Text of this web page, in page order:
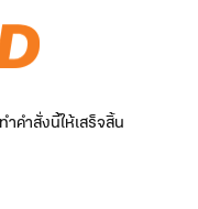
คำสั่งนี้ให้เสร็จสิ้น